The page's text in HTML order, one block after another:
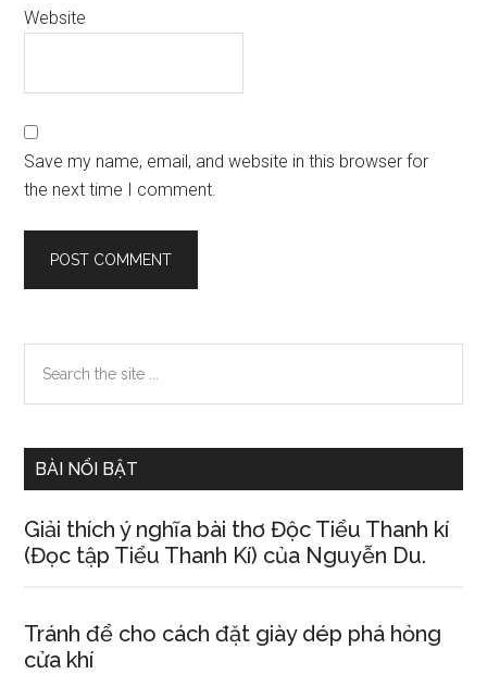
Website
Save my name, email, and website in this browser for
the next time I comment.
Primary
Sidebar
the
BÀI NỔI BẬT
Giải thích ý nghĩa bài thơ Độc Tiểu Thanh kí
(Đọc tập Tiểu Thanh Kí) của Nguyễn Du.
Tránh để cho cách đặt giày dép phá hỏng
cửa khí